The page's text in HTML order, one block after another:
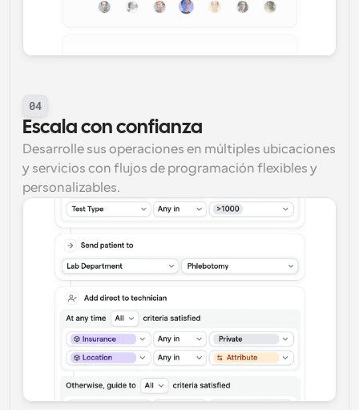
04
Escala con confianza
Desarrolle sus operaciones en múltiples ubicaciones
y servicios con flujos de programación flexibles y
personalizables.